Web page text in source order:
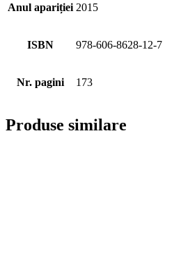
Anul apariției 2015
ISBN 978-606-8628-12-7
Nr. pagini 173
Produse similare